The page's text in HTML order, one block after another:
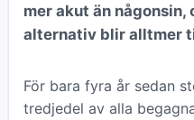
mer akut än
alternativ blir alltmer
För bara fyra år sedan
tredjedel av alla